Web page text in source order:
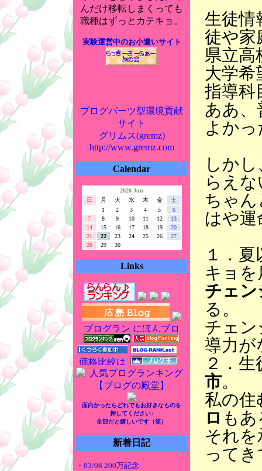
んだけ移転しまくっても
職種はずっとカテキョ。
実験運営中のお小遣いサイト
ブログパーツ型環境貢献
サイト
グリムス(gremz)
http://www.gremz.com
Calendar
2026 Jun
日
月 火 水 木 金
土
1
2 3 4 5
6
7
8 9 10 11 12
13
14
15 16 17 18 19
20
21
22 23 24 25 26
27
28
29 30
Links
面白かったらどれでもお好きなものを
押してください♪
全部だと嬉しいです（笑）
新着日記
・03/08 200万記念
生徒情
徒や家
県立高
大学希
指導科
ああ、
よか
しか
らえ
ちゃ
はや運
１．
キョ
チェン
る。
チェン
導力が
２．
市。
私の住
ロ も
それを
って